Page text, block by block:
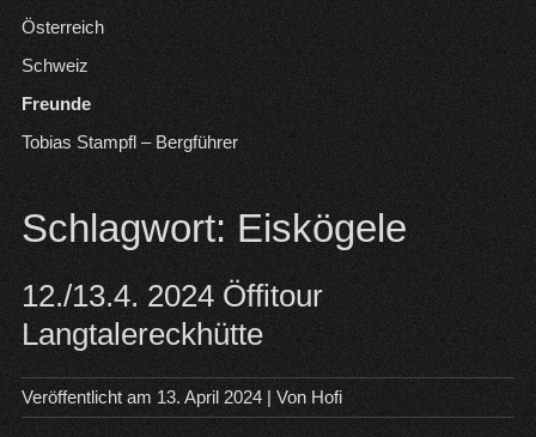
Österreich
Schweiz
Freunde
Tobias Stampfl – Bergführer
Schlagwort: Eiskögele
12./13.4. 2024 Öffitour
Langtalereckhütte
Veröffentlicht am 13. April 2024| Von Hofi